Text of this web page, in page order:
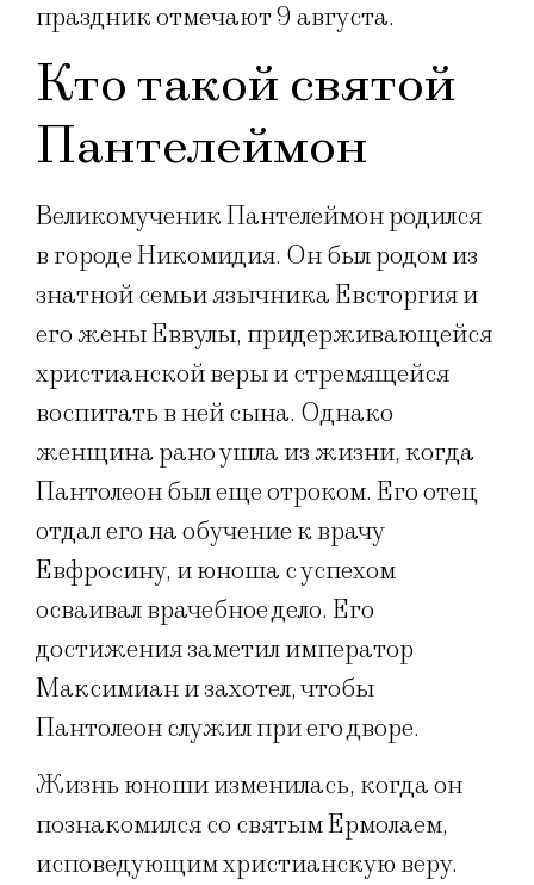
праздник отмечают 9 августа.
Кто такой святой
Пантелеймон
Великомученик Пантелеймон родился
в городе Никомидия. Он был родом из
знатной семьи язычника Евсторгия и
его жены Еввулы, придерживающейся
христианской веры и стремящейся
воспитать в ней сына. Однако
женщина рано ушла из жизни, когда
Пантолеон был еще отроком. Его отец
отдал его на обучение к врачу
Евфросину, и юноша с успехом
осваивал врачебное дело. Его
достижения заметил император
Максимиан и захотел, чтобы
Пантолеон служил при его дворе.
Жизнь юноши изменилась, когда он
познакомился со святым Ермолаем,
исповедующим христианскую веру.